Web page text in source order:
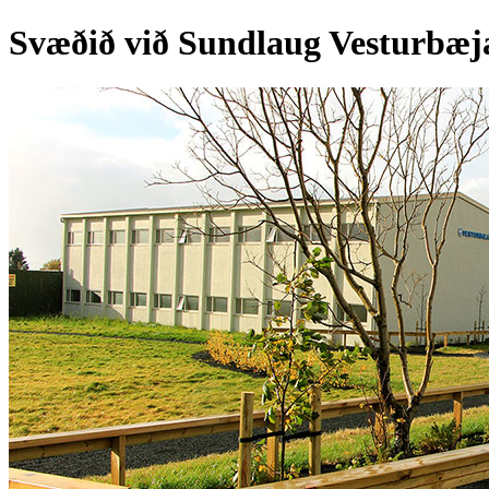
Svæðið við Sundlaug